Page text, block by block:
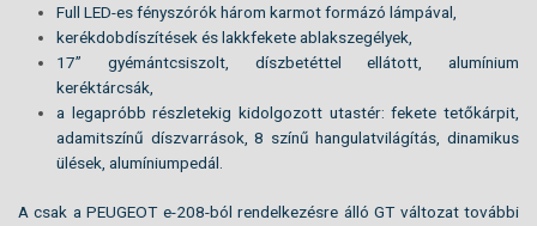
Full LED-es fényszórók három karmot formázó lámpával,
kerékdobdíszítések és lakkfekete ablakszegélyek,
17” gyémántcsiszolt, díszbetéttel ellátott, alumínium
keréktárcsák,
a legapróbb részletekig kidolgozott utastér: fekete tetőkárpit,
adamitszínű díszvarrások, 8 színű hangulatvilágítás, dinamikus
ülések, alumíniumpedál.
A csak a PEUGEOT e-208-ból rendelkezésre álló GT változat további